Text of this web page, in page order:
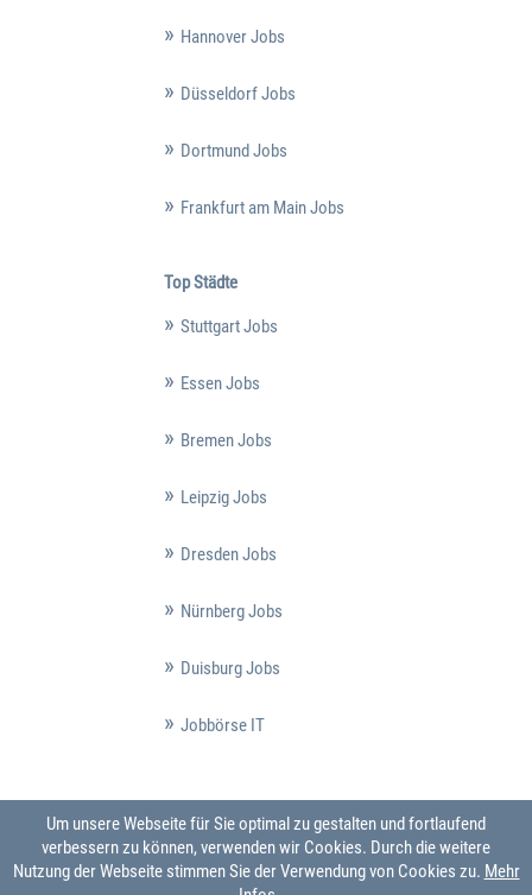
Hannover Jobs
Düsseldorf Jobs
Dortmund Jobs
Frankfurt am Main Jobs
Top Städte
Stuttgart Jobs
Essen Jobs
Bremen Jobs
Leipzig Jobs
Dresden Jobs
Nürnberg Jobs
Duisburg Jobs
Jobbörse IT
Um unsere Webseite für Sie optimal zu gestalten und fortlaufend
verbessern zu können, verwenden wir Cookies. Durch die weitere
Nutzung der Webseite stimmen Sie der Verwendung von Cookies zu. Mehr